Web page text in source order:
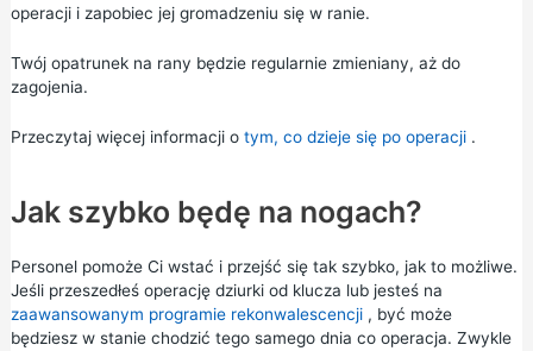
operacji i zapobiec jej gromadzeniu się w ranie.
Twój opatrunek na rany będzie regularnie zmieniany, aż do
zagojenia.
Przeczytaj więcej informacji o tym, co dzieje się po operacji.
Jak szybko będę na nogach?
Personel pomoże Ci wstać i przejść się tak szybko, jak to możliwe.
Jeśli przeszedłeś operację dziurki od klucza lub jesteś na
zaawansowanym programie rekonwalescencji, być może
będziesz w stanie chodzić tego samego dnia co operacja. Zwykle